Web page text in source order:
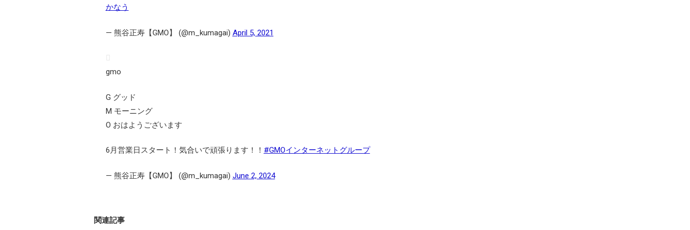
かなう
— 熊谷正寿【GMO】 (@m_kumagai) April 5, 2021
gmo
G グッド
M モーニング
O おはようございます
6月営業日スタート！気合いで頑張ります！！ #GMOインターネットグループ
— 熊谷正寿【GMO】 (@m_kumagai) June 2, 2024
関連記事